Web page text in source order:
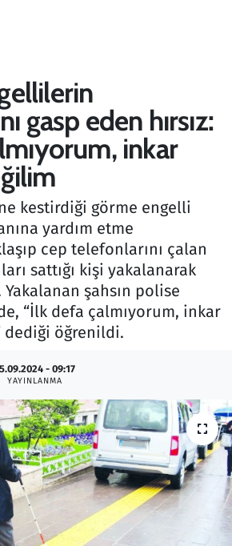
gasp eden hırsız:
inkar
kestirdiği görme engelli
yardım etme
cep telefonlarını çalan
sattığı kişi yakalanarak
Yakalanan şahsın polise
“İlk defa çalmıyorum, inkar
dediği öğrenildi.
- 09:17
YAYINLANMA